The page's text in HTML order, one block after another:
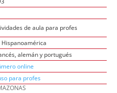
hasta
18,99€
de aula para profes
Hispanoamérica
alemán y portugués
online
para profes